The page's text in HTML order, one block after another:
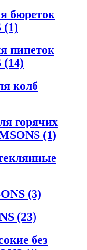
бюреток
(1)
пипеток
(14)
колб
горячих
(1)
(3)
(23)
без